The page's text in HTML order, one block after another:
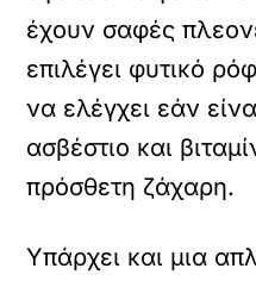
έχουν σαφές
επιλέγει φυτικό
να ελέγχει εάν
ασβέστιο και
πρόσθετη ζάχαρη.
Υπάρχει και μια